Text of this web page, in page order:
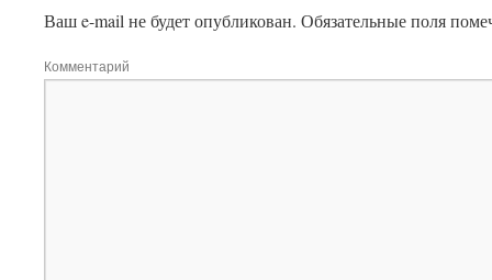
Ваш e-mail не будет опубликован. Обязательные поля
Комментарий